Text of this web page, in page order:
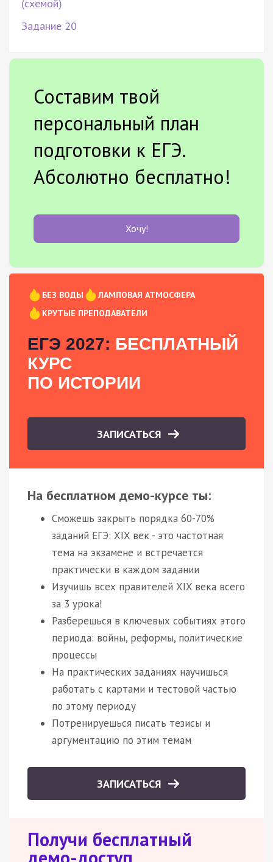
(схемой)
Задание 20
Составим твой
персональный план
подготовки к ЕГЭ.
Абсолютно бесплатно!
Хочу!
БЕЗ ВОДЫ
ЛАМПОВАЯ АТМОСФЕРА
КРУТЫЕ ПРЕПОДАВАТЕЛИ
ЕГЭ 2027: БЕСПЛАТНЫЙ
КУРС
ПО ИСТОРИИ
ЗАПИСАТЬСЯ
На бесплатном демо-курсе ты:
Сможешь закрыть порядка 60-70%
заданий ЕГЭ: XIX век - это частотная
тема на экзамене и встречается
практически в каждом задании
Изучишь всех правителей XIX века всего
за 3 урока!
Разберешься в ключевых событиях этого
периода: войны, реформы, политические
процессы
На практических заданиях научишься
работать с картами и тестовой частью
по этому периоду
Потренируешься писать тезисы и
аргументацию по этим темам
ЗАПИСАТЬСЯ
Получи бесплатный